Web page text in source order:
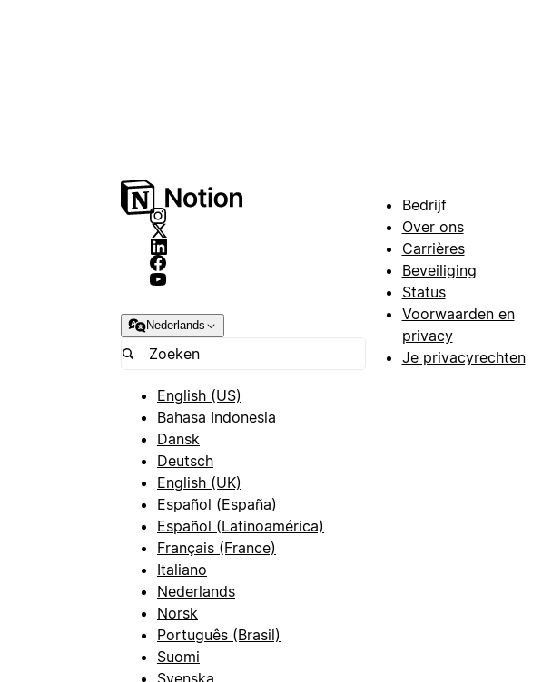
Nederlands
English (US)
Bahasa Indonesia
Dansk
Deutsch
English (UK)
Español (España)
Español (Latinoamérica)
Français (France)
Italiano
Nederlands
Norsk
Português (Brasil)
Suomi
Bedrijf
Over ons
Carrières
Beveiliging
Status
Voorwaarden en
privacy
Je privacyrechten